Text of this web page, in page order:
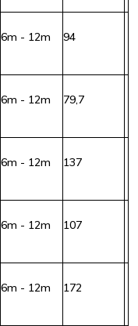
6m - 12m 94
6m - 12m 79,7
6m - 12m 137
6m - 12m 107
6m - 12m 172